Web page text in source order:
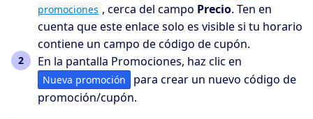
promociones , cerca del campo Precio. Ten en
cuenta que este enlace solo es visible si tu horario
contiene un campo de código de cupón.
En la pantalla Promociones, haz clic en
Nueva promoción
para crear un nuevo código de
promoción/cupón.